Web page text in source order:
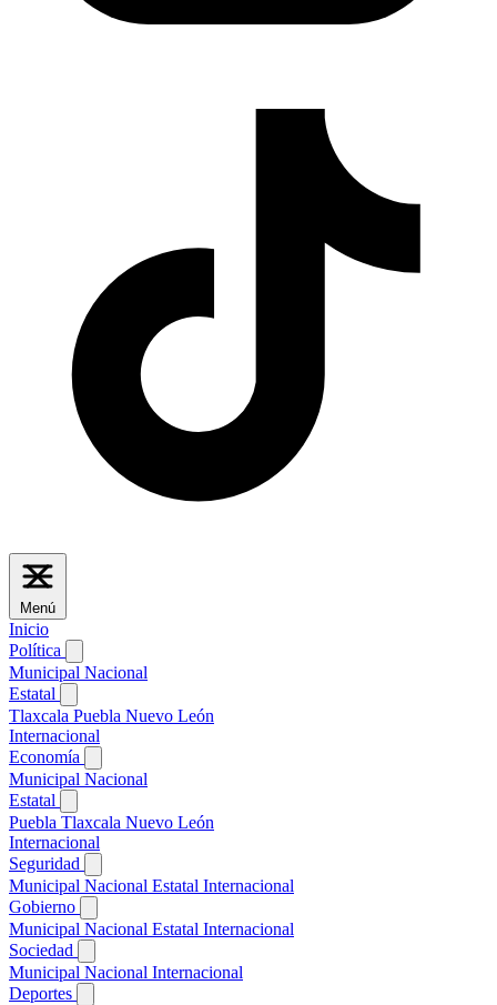
Menú
Inicio
Política
Municipal Nacional
Estatal
Tlaxcala Puebla Nuevo León
Internacional
Economía
Municipal Nacional
Estatal
Puebla Tlaxcala Nuevo León
Internacional
Seguridad
Municipal Nacional Estatal Internacional
Gobierno
Municipal Nacional Estatal Internacional
Sociedad
Municipal Nacional Internacional
Deportes